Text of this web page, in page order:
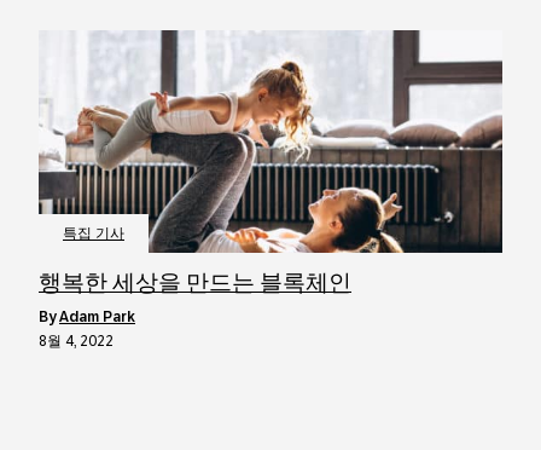
특집 기사
행복한 세상을 만드는 블록체인
byAdam Park
8월 4, 2022